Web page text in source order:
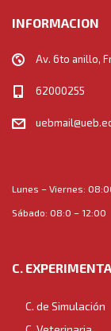
INFORMACION
Av. 6to anillo,
62000255
Lunes – Viernes:
Sábado: 08:0 – 12:00
C.
C. de Simulación